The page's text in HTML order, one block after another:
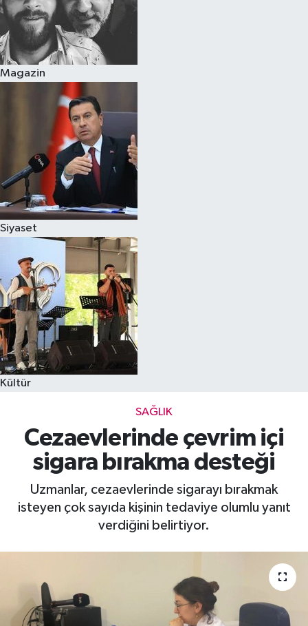
Magazin
Siyaset
Kültür
SAĞLIK
Cezaevlerinde çevrim içi
sigara bırakma desteği
Uzmanlar, cezaevlerinde sigarayı bırakmak
isteyen çok sayıda kişinin tedaviye olumlu yanıt
verdiğini belirtiyor.